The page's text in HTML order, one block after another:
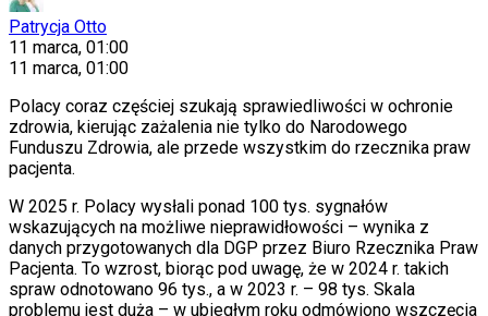
Patrycja Otto
11 marca, 01:00
11 marca, 01:00
Polacy coraz częściej szukają sprawiedliwości w ochronie
zdrowia, kierując zażalenia nie tylko do Narodowego
Funduszu Zdrowia, ale przede wszystkim do rzecznika praw
pacjenta.
W 2025 r. Polacy wysłali ponad 100 tys. sygnałów
wskazujących na możliwe nieprawidłowości – wynika z
danych przygotowanych dla DGP przez Biuro Rzecznika Praw
Pacjenta. To wzrost, biorąc pod uwagę, że w 2024 r. takich
spraw odnotowano 96 tys., a w 2023 r. – 98 tys. Skala
problemu jest duża – w ubiegłym roku odmówiono wszczęcia